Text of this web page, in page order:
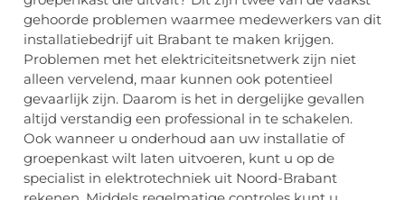
gehoorde problemen waarmee medewerkers van dit
installatiebedrijf uit Brabant te maken krijgen.
Problemen met het elektriciteitsnetwerk zijn niet
alleen vervelend, maar kunnen ook potentieel
gevaarlijk zijn. Daarom is het in dergelijke gevallen
altijd verstandig een professional in te schakelen.
Ook wanneer u onderhoud aan uw installatie of
groepenkast wilt laten uitvoeren, kunt u op de
specialist in elektrotechniek uit Noord-Brabant